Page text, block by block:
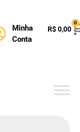
Minha
Conta
R$0,00
0